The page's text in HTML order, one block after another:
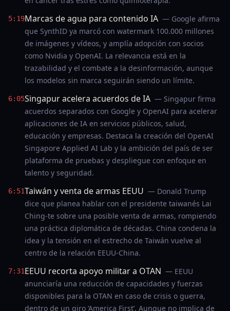
5:19Marcas de agua para contenido IA — Google afirma
que SynthID ya marcó con watermark 100.000 millones
de imágenes y vídeos, y amplía adopción con socios
como Nvidia y OpenAI. La relevancia está en la
trazabilidad y el combate a la desinformación, aunque
los modelos sin marca seguirán siendo un límite.
6:05Singapur acelera acuerdos de IA — Singapur firma
acuerdos separados con Google y OpenAI para acelerar
aplicaciones de IA en servicios públicos, salud,
educación y empresas. Destaca la creación del OpenAI
Singapore Applied AI Lab y la ambición del país de ser
plataforma de pruebas y despliegue con enfoque en
talento y seguridad.
6:51Taiwán y venta de armas EEUU — Donald Trump
dice que planea hablar con el presidente taiwanés Lai
Ching‑te sobre una posible venta de armas, rompiendo
una práctica diplomática de décadas. China condena la
idea y la tensión en el estrecho de Taiwán vuelve al
centro de la relación EEUU‑China.
7:31EEUU recorta apoyo militar a OTAN — EEUU
anunciaría una reducción de capacidades y fuerzas
disponibles para la OTAN en caso de crisis o guerra,
dentro de un giro ‘America First’. Aunque no implica de